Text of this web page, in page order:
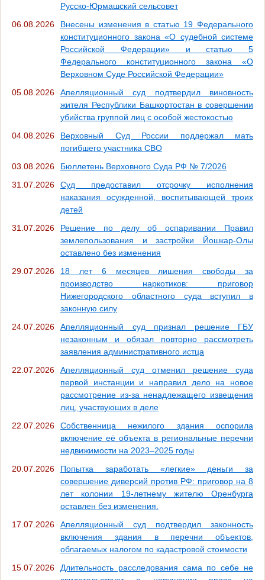
Русско-Юрмашский сельсовет
06.08.2026
Внесены изменения в статью 19 Федерального
конституционного закона «О судебной системе
Российской Федерации» и статью 5
Федерального конституционного закона «О
Верховном Суде Российской Федерации»
05.08.2026
Апелляционный суд подтвердил виновность
жителя Республики Башкортостан в совершении
убийства группой лиц с особой жестокостью
04.08.2026
Верховный Суд России поддержал мать
погибшего участника СВО
03.08.2026
Бюллетень Верховного Суда РФ № 7/2026
31.07.2026
Суд предоставил отсрочку исполнения
наказания осужденной, воспитывающей троих
детей
31.07.2026
Решение по делу об оспаривании Правил
землепользования и застройки Йошкар-Олы
оставлено без изменения
29.07.2026
18 лет 6 месяцев лишения свободы за
производство наркотиков: приговор
Нижегородского областного суда вступил в
законную силу
24.07.2026
Апелляционный суд признал решение ГБУ
незаконным и обязал повторно рассмотреть
заявления административного истца
22.07.2026
Апелляционный суд отменил решение суда
первой инстанции и направил дело на новое
рассмотрение из-за ненадлежащего извещения
лиц, участвующих в деле
22.07.2026
Собственница нежилого здания оспорила
включение её объекта в региональные перечни
недвижимости на 2023–2025 годы
20.07.2026
Попытка заработать «легкие» деньги за
совершение диверсий против РФ: приговор на 8
лет колонии 19-летнему жителю Оренбурга
оставлен без изменения.
17.07.2026
Апелляционный суд подтвердил законность
включения здания в перечни объектов,
облагаемых налогом по кадастровой стоимости
15.07.2026
Длительность расследования сама по себе не